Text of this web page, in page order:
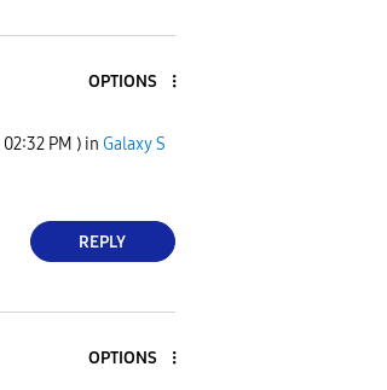
OPTIONS
02:32 PM ) in Galaxy S
REPLY
OPTIONS